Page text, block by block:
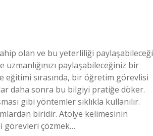
olan ve bu yeterliliği paylaşabileceği
paylaşabileceğiniz bir
sırasında, bir öğretim görevlisi
daha sonra bu bilgiyi pratiğe döker.
gibi yöntemler sıklıkla kullanılır.
biridir. Atölye kelimesinin
görevleri çözmek…